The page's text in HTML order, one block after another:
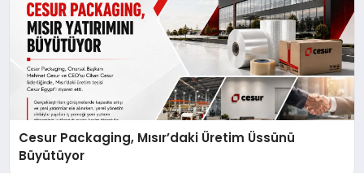
Cesur Packaging, Mısır’daki Üretim Üssünü
Büyütüyor